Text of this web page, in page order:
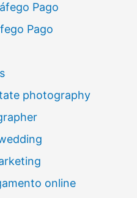
Pago
Pago
photography
online